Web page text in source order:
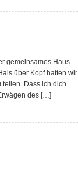
gemeinsames Haus
über Kopf hatten wir
Dass ich dich
des […]